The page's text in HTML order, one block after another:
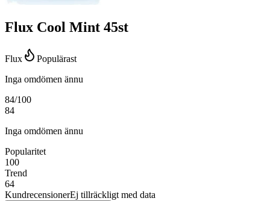
Flux Cool Mint 45st
Flux
Populärast
Inga omdömen ännu
84/100
84
Inga omdömen ännu
Popularitet
100
Trend
64
KundrecensionerEj tillräckligt med data